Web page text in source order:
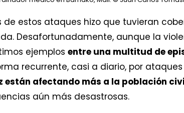
estos ataques hizo que tuvieran
Desafortunadamente, aunque la
ejemplos entre una multitud de
recurrente, casi a diario, por
están afectando más a la población
aún más desastrosas.